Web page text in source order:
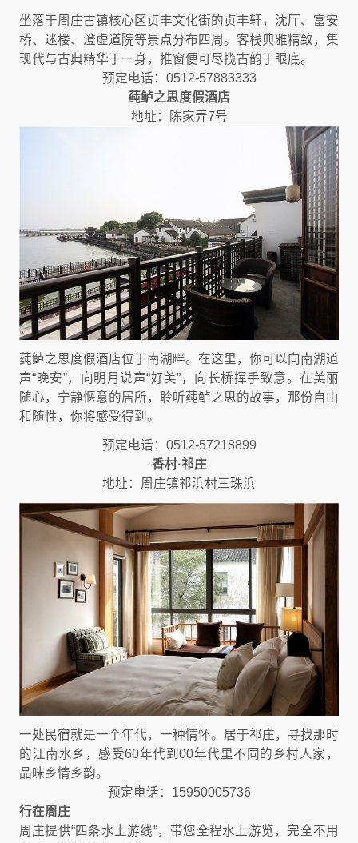
坐落于周庄古镇核心区贞丰文化街的贞丰轩，沈厅、富安
桥、迷楼、澄虚道院等景点分布四周。客栈典雅精致，集
现代与古典精华于一身，推窗便可尽揽古韵于眼底。
预定电话：0512-57883333
莼鲈之思度假酒店
地址：陈家弄7号
莼鲈之思度假酒店位于南湖畔。在这里，你可以向南湖道
声“晚安”，向明月说声“好美”，向长桥挥手致意。在美丽
随心，宁静惬意的居所，聆听莼鲈之思的故事，那份自由
和随性，你将感受得到。
预定电话：0512-57218899
香村·祁庄
地址：周庄镇祁浜村三珠浜
一处民宿就是一个年代，一种情怀。居于祁庄，寻找那时
的江南水乡，感受60年代到00年代里不同的乡村人家，
品味乡情乡韵。
预定电话：15950005736
行在周庄
周庄提供“四条水上游线”，带您全程水上游览，完全不用